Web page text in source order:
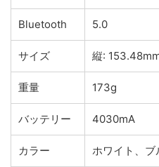
Bluetooth 5.0
サイズ 縦:
重量 173g
バッテリー 4030mA
カラー ホワイト、ブ